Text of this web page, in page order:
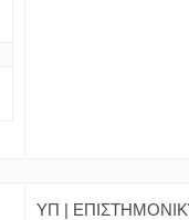
ΥΠ |